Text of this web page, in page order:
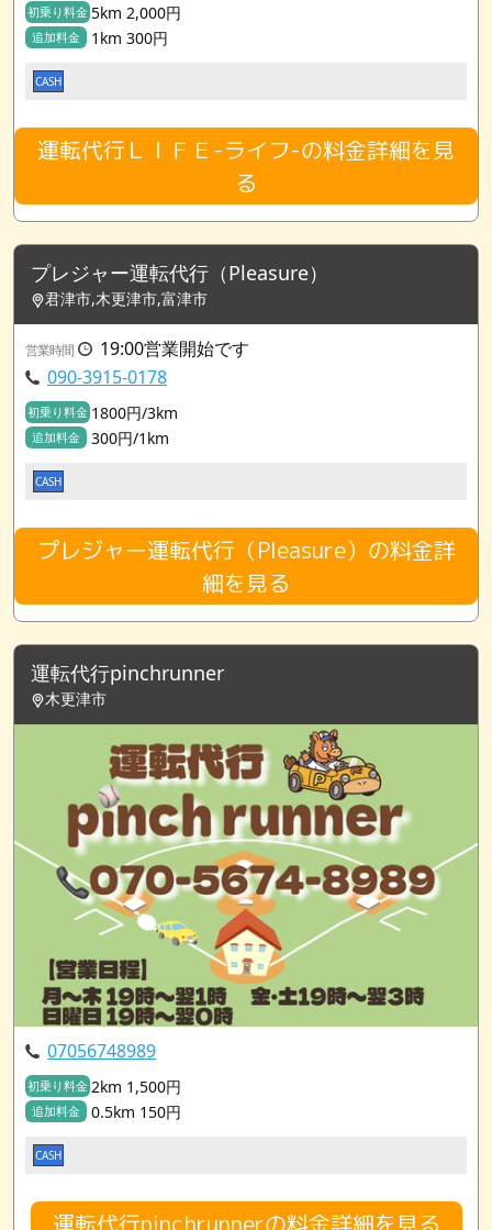
初乗り料金 5km 2,000円
追加料金 1km 300円
CASH
運転代行ＬＩＦＥ-ライフ-の料金詳細を見
る
プレジャー運転代行（Pleasure）
君津市,木更津市,富津市
営業時間
19:00営業開始です
090-3915-0178
初乗り料金 1800円/3km
追加料金 300円/1km
CASH
プレジャー運転代行（Pleasure）の料金詳
細を見る
運転代行pinchrunner
木更津市
07056748989
初乗り料金 2km 1,500円
追加料金 0.5km 150円
CASH
運転代行pinchrunnerの料金詳細を見る